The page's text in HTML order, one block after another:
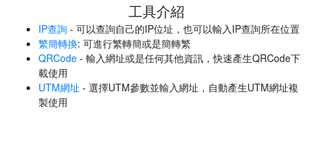
工具介紹
IP查詢 - 可以查詢自己的IP位址，也可以輸入IP查詢所在位置
繁簡轉換: 可進行繁轉簡或是簡轉繁
QRCode - 輸入網址或是任何其他資訊，快速產生QRCode下
載使用
UTM網址 - 選擇UTM參數並輸入網址，自動產生UTM網址複
製使用